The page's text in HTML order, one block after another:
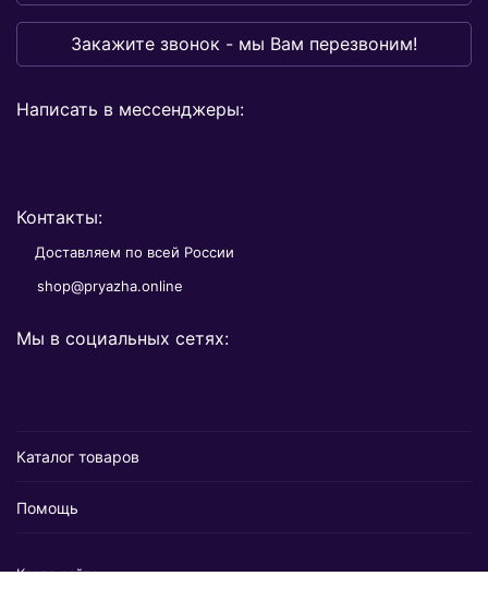
Закажите звонок - мы Вам перезвоним!
Написать в мессенджеры:
Контакты:
Доставляем по всей России
shop@pryazha.online
Мы в социальных сетях:
Каталог товаров
Помощь
Карта сайта